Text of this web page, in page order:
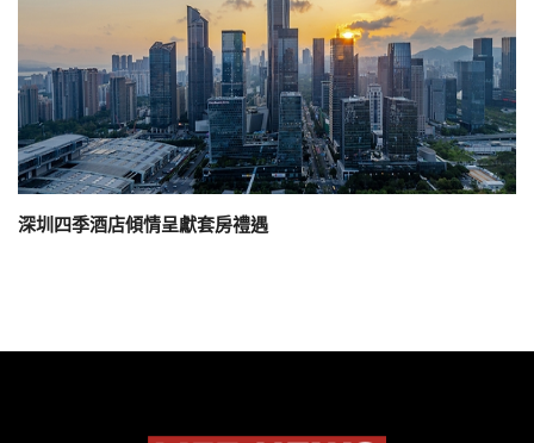
深圳四季酒店傾情呈獻套房禮遇